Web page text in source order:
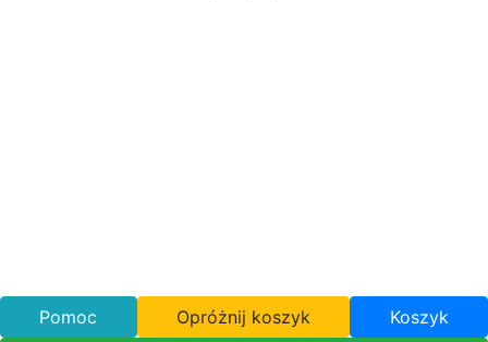
Pomoc Opróżnij koszyk Koszyk